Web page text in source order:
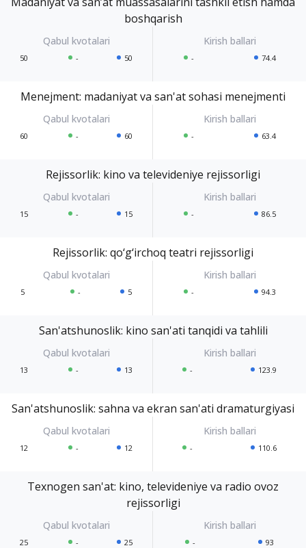
boshqarish
50 - 50 - 74.4
Menejment: madaniyat va san'at sohasi menejmenti
60 - 60 - 63.4
Rejissorlik: kino va televideniye rejissorligi
15 - 15 - 86.5
Rejissorlik: qo‘g‘irchoq teatri rejissorligi
5 - 5 - 94.3
San'atshunoslik: kino san'ati tanqidi va tahlili
13 - 13 - 123.9
San'atshunoslik: sahna va ekran san'ati dramaturgiyasi
12 - 12 - 110.6
Texnogen san'at: kino, televideniye va radio ovoz
rejissorligi
25 - 25 - 93